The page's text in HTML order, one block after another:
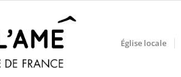
Église locale